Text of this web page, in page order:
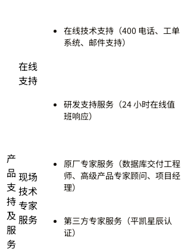
产
品
支
持
及
服
务
在线
支持
在线技术支持（400 电话、工单
系统、邮件支持）
研发支持服务（24 小时在线值
班响应）
现场
技术
专家
服务
原厂专家服务（数据库交付工程
师、高级产品专家顾问、项目经
理）
第三方专家服务（平凯星辰认
证）